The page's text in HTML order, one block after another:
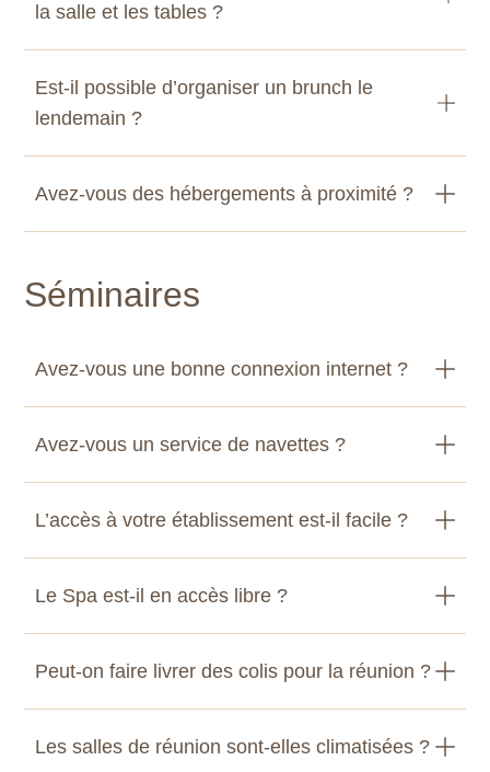
la salle et les tables ?
Est-il possible d’organiser un brunch le
lendemain ?
Avez-vous des hébergements à proximité ?
Séminaires
Avez-vous une bonne connexion internet ?
Avez-vous un service de navettes ?
L’accès à votre établissement est-il facile ?
Le Spa est-il en accès libre ?
Peut-on faire livrer des colis pour la réunion ?
Les salles de réunion sont-elles climatisées ?